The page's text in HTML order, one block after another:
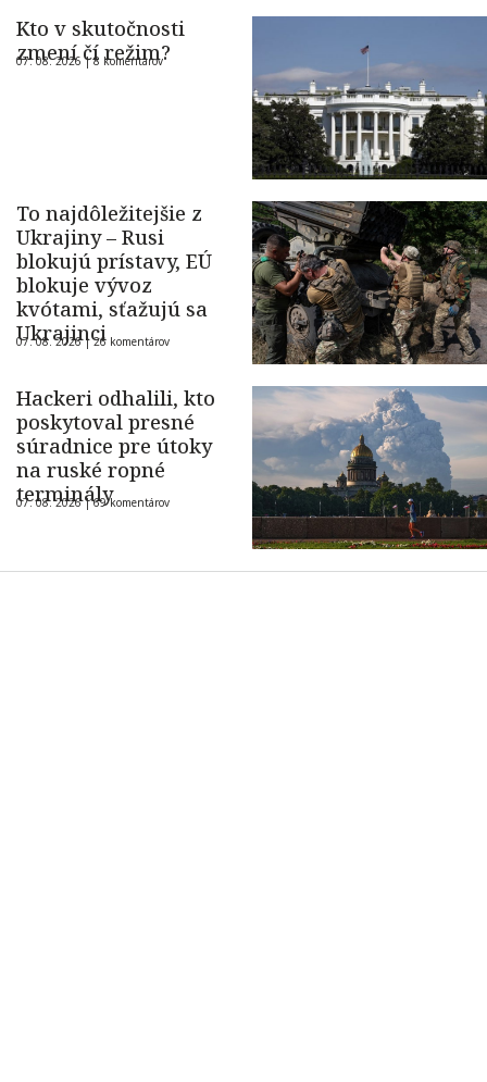
Kto v skutočnosti
zmení čí režim?
07. 08. 2026 |8 komentárov
To najdôležitejšie z
Ukrajiny – Rusi
blokujú prístavy, EÚ
blokuje vývoz
kvótami, sťažujú sa
Ukrajinci
07. 08. 2026 |26 komentárov
Hackeri odhalili, kto
poskytoval presné
súradnice pre útoky
na ruské ropné
terminály
07. 08. 2026 |69 komentárov